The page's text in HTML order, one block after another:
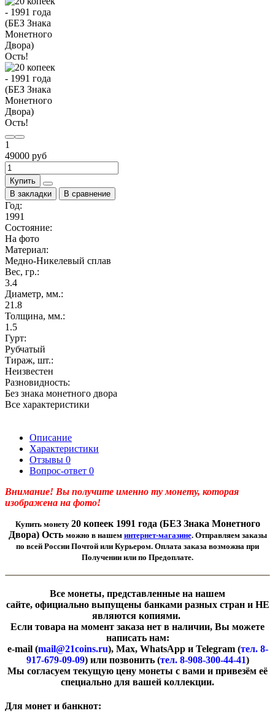
1
49000 руб
Купить
В закладки
В сравнение
Год:
1991
Состояние:
На фото
Материал:
Медно-Никелевый сплав
Вес, гр.:
3.4
Диаметр, мм.:
21.8
Толщина, мм.:
1.5
Гурт:
Рубчатый
Тираж, шт.:
Неизвестен
Разновидность:
Без знака монетного двора
Все характеристики
Описание
Характеристики
Отзывы 0
Вопрос-ответ 0
Внимание! Вы получите именно ту монету, которая
изображена на фото!
Купить монету 20 копеек 1991 года (БЕЗ Знака Монетного
Двора) Ость можно в нашем интернет-магазине. Отправляем заказы
по всей России Почтой или Курьером. Оплата заказа возможна при
Получении или по Предоплате.
Все монеты, представленные на нашем
сайте, официально выпущены банками разных стран и НЕ
являются копиями.
Если товара на момент заказа нет в наличии, Вы можете
написать нам:
e-mail (mail@21coins.ru), Max, WhatsApp и Telegram (тел. 8-
917-679-09-09) или позвонить (тел. 8-908-300-44-41)
​Мы согласуем текущую цену монеты с вами и привезём её
специально для вашей коллекции.
Для монет и банкнот: